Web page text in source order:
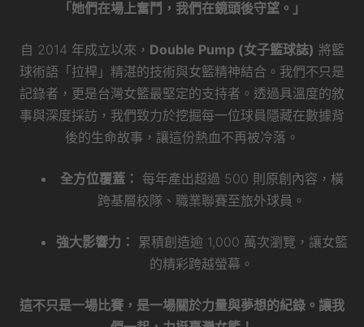
「她們在場上奮鬥，我們在鏡頭後守望。」
自 2014 年成立以來， Double Pump (女子籃球誌) 將籃
球術語「拉桿」精湛的技術與女籃精神結合。我們不只是
記錄者，更是台灣女籃最堅定的支持者。透過具溫度的敘
事與深度採訪，我們致力於挖掘每一位球員隱藏在數據背
後的生命故事，讓這份熱血不再被冷落。
全方位覆蓋： 每年產出超過 500 則原創內容，橫
跨基層校隊、職業聯賽至旅外球員。
強大影響力：
累積創造逾 1,000 萬次瀏覽，讓女籃
的精彩跨越螢幕。
這不只是一場比賽，是一場關於力量與夢想的紀錄。讓我